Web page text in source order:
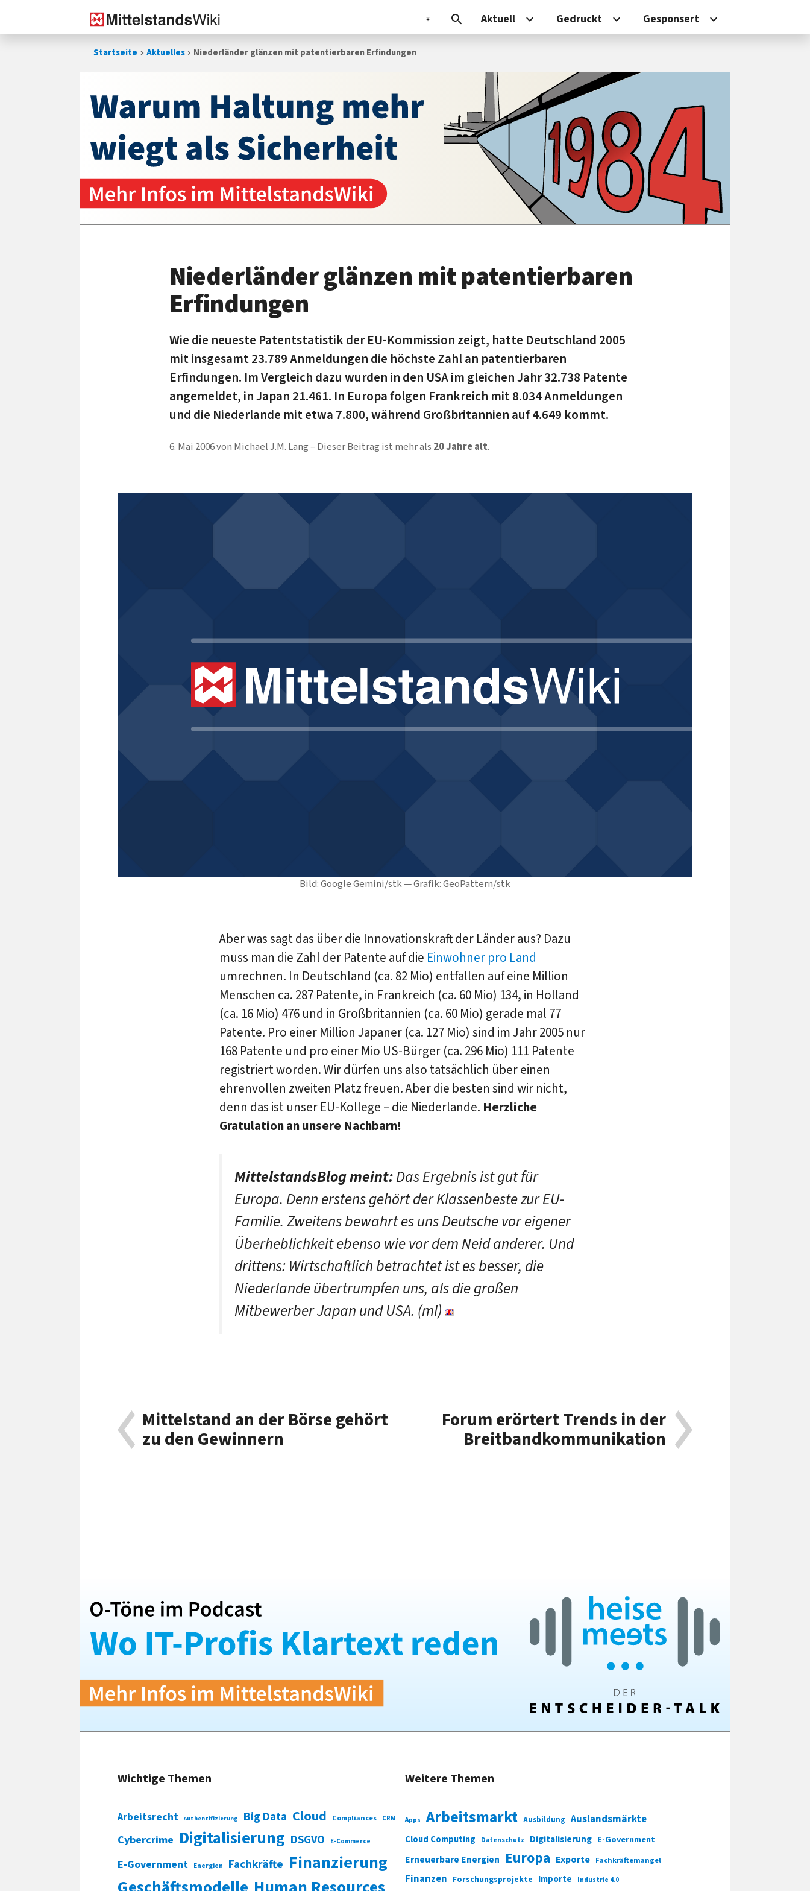
Aktuell Gedruckt Gesponsert
Startseite Aktuelles Niederländer glänzen mit patentierbaren Erfindungen
Bild: Google Gemini/stk — Grafik: GeoPattern/stk
Niederländer glänzen mit patentierbaren
Erfindungen
Wie die neueste Patentstatistik der EU-Kommission zeigt, hatte Deutschland 2005
mit insgesamt 23.789 Anmeldungen die höchste Zahl an patentierbaren
Erfindungen. Im Vergleich dazu wurden in den USA im gleichen Jahr 32.738 Patente
angemeldet, in Japan 21.461. In Europa folgen Frankreich mit 8.034 Anmeldungen
und die Niederlande mit etwa 7.800, während Großbritannien auf 4.649 kommt.
6. Mai 2006von Michael J.M. Lang Dieser Beitrag ist mehr als 20 Jahre alt.
Aber was sagt das über die Innovationskraft der Länder aus? Dazu
muss man die Zahl der Patente auf die Einwohner pro Land
umrechnen. In Deutschland (ca. 82 Mio) entfallen auf eine Million
Menschen ca. 287 Patente, in Frankreich (ca. 60 Mio) 134, in Holland
(ca. 16 Mio) 476 und in Großbritannien (ca. 60 Mio) gerade mal 77
Patente. Pro einer Million Japaner (ca. 127 Mio) sind im Jahr 2005 nur
168 Patente und pro einer Mio US-Bürger (ca. 296 Mio) 111 Patente
registriert worden. Wir dürfen uns also tatsächlich über einen
ehrenvollen zweiten Platz freuen. Aber die besten sind wir nicht,
denn das ist unser EU-Kollege – die Niederlande. Herzliche
Gratulation an unsere Nachbarn!
MittelstandsBlog meint:Das Ergebnis ist gut für
Europa. Denn erstens gehört der Klassenbeste zur EU-
Familie. Zweitens bewahrt es uns Deutsche vor eigener
Überheblichkeit ebenso wie vor dem Neid anderer. Und
drittens: Wirtschaftlich betrachtet ist es besser, die
Niederlande übertrumpfen uns, als die großen
Mitbewerber Japan und USA. (ml)
Mittelstand an der Börse gehört
zu den Gewinnern
Forum erörtert Trends in der
Breitbandkommunikation
Wichtige Themen
Arbeitsrecht Authentifizierung Big Data Cloud Compliances CRM
Cybercrime Digitalisierung DSGVO E-Commerce
E-Government Energien Fachkräfte Finanzierung
Weitere Themen
Apps Arbeitsmarkt Ausbildung Auslandsmärkte
Cloud Computing Datenschutz Digitalisierung E-Government
Erneuerbare Energien Europa Exporte Fachkräftemangel
Finanzen Forschungsprojekte Importe Industrie 4.0